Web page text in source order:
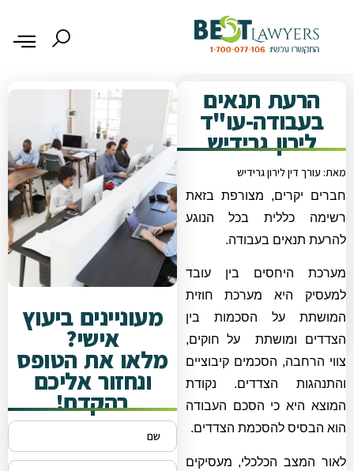
הרעת תנאים
בעבודה-עו"ד
לירון גרידיש
מאת: עורך דין לירון גרידיש
חברים יקרים, מצורפת בזאת
רשימה כללית בכל הנוגע
להרעת תנאים בעבודה.
מערכת היחסים בין עובד
למעסיק היא מערכת חוזית
המושתת על הסכמות בין
הצדדים ומושתת על חוקים,
צווי הרחבה, הסכמים קיבוציים
והתנהגות הצדדים. נקודת
המוצא היא כי הסכם העבודה
הוא הבסיס להסכמת הצדדים.
לאור המצב הכלכלי, מעסיקים
מעוניינים ביעוץ
אישי?
מלאו את הטופס
ונחזור אליכם
בהקדם!